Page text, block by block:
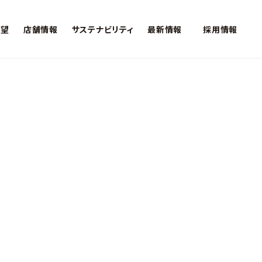
店舗情報 サステナビリティ 最新情報 採用情報